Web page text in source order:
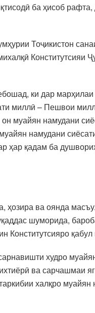
ба ҳисоб
Тоҷикистон
Конститутсияи
ки дар
миллӣ – Пешвои
муайян намудани
намудани
ҳар қадам ба
ҳозира ва оянда
шуморида,
Конститутсияро
худро
ва сарчашмаи
халқро